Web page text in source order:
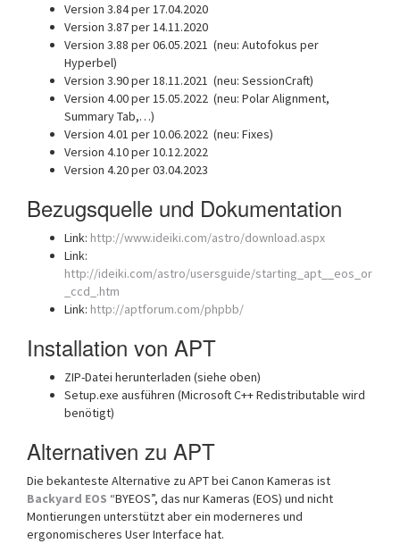
Version 3.84 per 17.04.2020
Version 3.87 per 14.11.2020
Version 3.88 per 06.05.2021 (neu: Autofokus per
Hyperbel)
Version 3.90 per 18.11.2021 (neu: SessionCraft)
Version 4.00 per 15.05.2022 (neu: Polar Alignment,
Summary Tab,…)
Version 4.01 per 10.06.2022 (neu: Fixes)
Version 4.10 per 10.12.2022
Version 4.20 per 03.04.2023
Bezugsquelle und Dokumentation
Link: http://www.ideiki.com/astro/download.aspx
Link:
http://ideiki.com/astro/usersguide/starting_apt__eos_or
_ccd_.htm
Link: http://aptforum.com/phpbb/
Installation von APT
ZIP-Datei herunterladen (siehe oben)
Setup.exe ausführen (Microsoft C++ Redistributable wird
benötigt)
Alternativen zu APT
Die bekanteste Alternative zu APT bei Canon Kameras ist
Backyard EOS “BYEOS”, das nur Kameras (EOS) und nicht
Montierungen unterstützt aber ein moderneres und
ergonomischeres User Interface hat.